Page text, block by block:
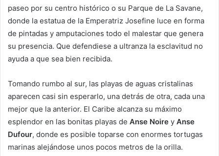
paseo por su centro histórico o su Parque de La Savane,
donde la estatua de la Emperatriz Josefine luce en forma
de pintadas y amputaciones todo el malestar que genera
su presencia. Que defendiese a ultranza la esclavitud no
ayuda a que sea bien recibida.
Tomando rumbo al sur, las playas de aguas cristalinas
aparecen casi sin esperarlo, una detrás de otra, cada una
mejor que la anterior. El Caribe alcanza su máximo
esplendor en las bonitas playas de Anse Noire y Anse
Dufour, donde es posible toparse con enormes tortugas
marinas alejándose unos pocos metros de la orilla.